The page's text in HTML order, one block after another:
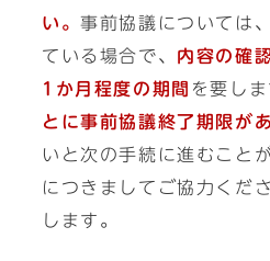
い。事前協議については
ている場合で、 内容の確
1か月程度の期間 を要し
とに事前協議終了期限が
いと次の手続に進むこと
につきましてご協力くだ
します。